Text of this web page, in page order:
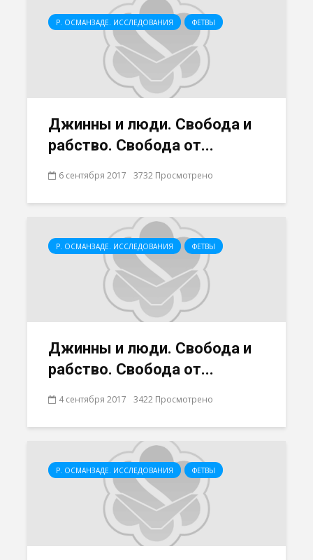
Р. ОСМАНЗАДЕ. ИССЛЕДОВАНИЯ ФЕТВЫ
Джинны и люди. Свобода и
рабство. Свобода от...
6 сентября 2017 3732 Просмотрено
Р. ОСМАНЗАДЕ. ИССЛЕДОВАНИЯ ФЕТВЫ
Джинны и люди. Свобода и
рабство. Свобода от...
4 сентября 2017 3422 Просмотрено
Р. ОСМАНЗАДЕ. ИССЛЕДОВАНИЯ ФЕТВЫ